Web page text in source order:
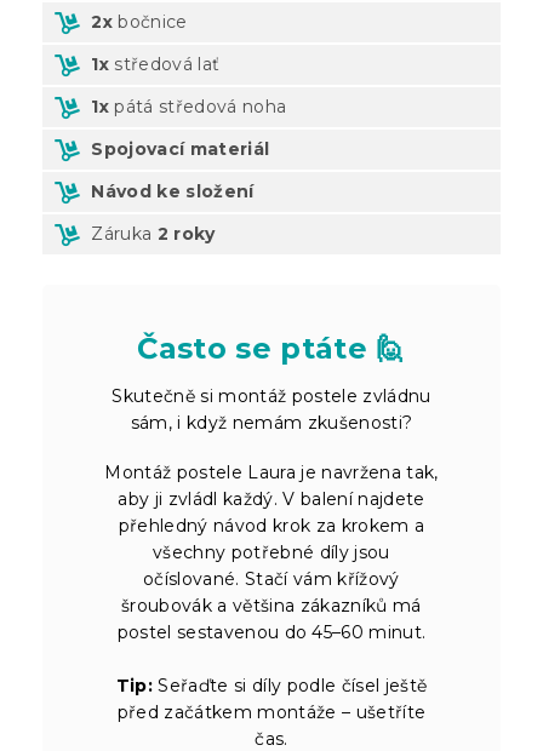
2x bočnice
1x středová lať
1x pátá středová noha
Spojovací materiál
Návod ke složení
Záruka 2 roky
Často se ptáte 🙋
Skutečně si montáž postele zvládnu
sám, i když nemám zkušenosti?
Montáž postele Laura je navržena tak,
aby ji zvládl každý. V balení najdete
přehledný návod krok za krokem a
všechny potřebné díly jsou
očíslované. Stačí vám křížový
šroubovák a většina zákazníků má
postel sestavenou do 45–60 minut.
Tip: Seřaďte si díly podle čísel ještě
před začátkem montáže – ušetříte
čas.